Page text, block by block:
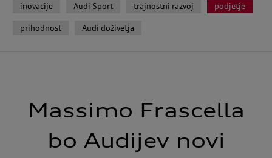
inovacije Audi Sport trajnostni razvoj podjetje
prihodnost Audi doživetja
Massimo Frascella
bo Audijev novi